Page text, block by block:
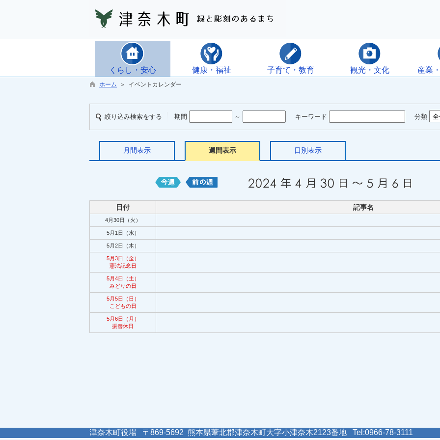
くらし・安心 健康・福祉 子育て・教育 観光・文化 産業
ホーム ＞ イベントカレンダー
絞り込み検索をする 期間 ～ キーワード 分類
月間表示 週間表示 日別表示
日付 記事名
4月30日（火）
5月1日（水）
5月2日（木）
5月3日（金）
憲法記念日
5月4日（土）
みどりの日
5月5日（日）
こどもの日
5月6日（月）
振替休日
津奈木町役場 〒869-5692 熊本県葦北郡津奈木町大字小津奈木2123番地 Tel:0966-78-3111